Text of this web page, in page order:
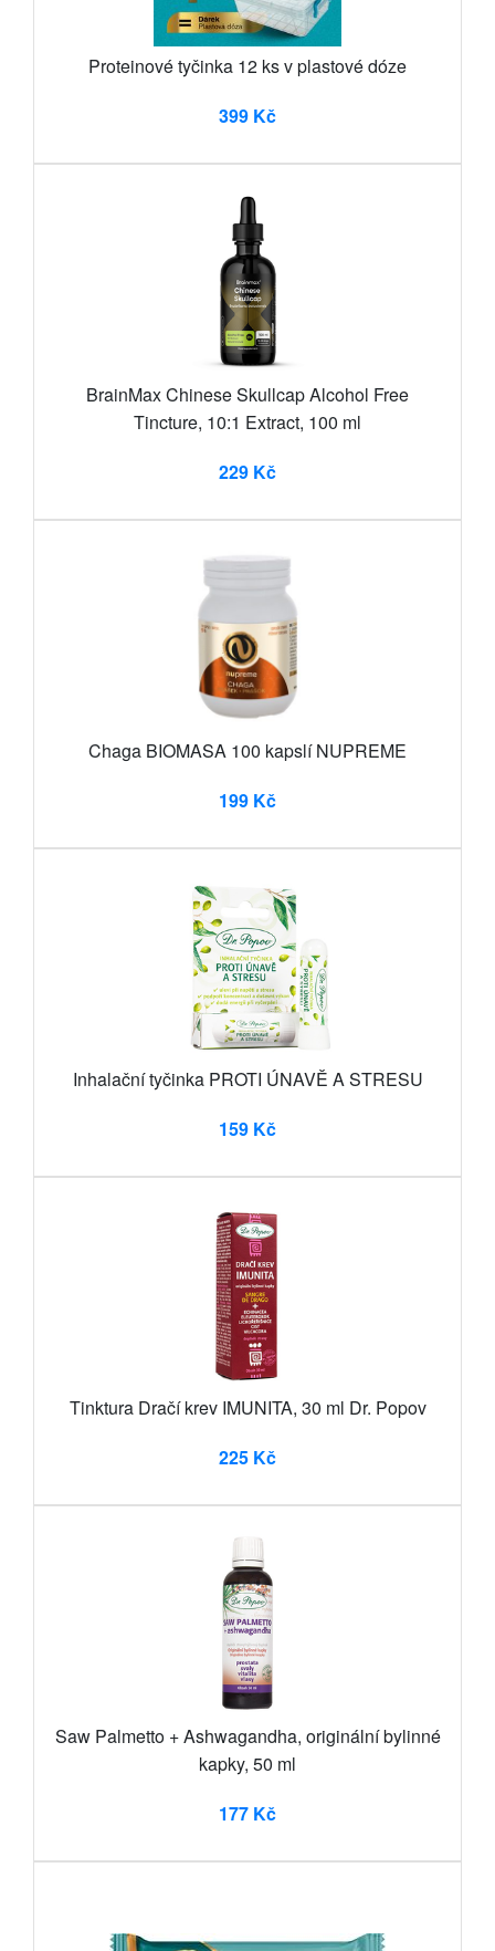
Proteinové tyčinka 12 ks v plastové dóze
399 Kč
BrainMax Chinese Skullcap Alcohol Free
Tincture, 10:1 Extract, 100 ml
229 Kč
Chaga BIOMASA 100 kapslí NUPREME
199 Kč
Inhalační tyčinka PROTI ÚNAVĚ A STRESU
159 Kč
Tinktura Dračí krev IMUNITA, 30 ml Dr. Popov
225 Kč
Saw Palmetto + Ashwagandha, originální bylinné
kapky, 50 ml
177 Kč